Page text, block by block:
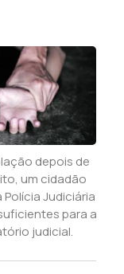
depois de
um cidadão
Judiciária
para a
judicial.